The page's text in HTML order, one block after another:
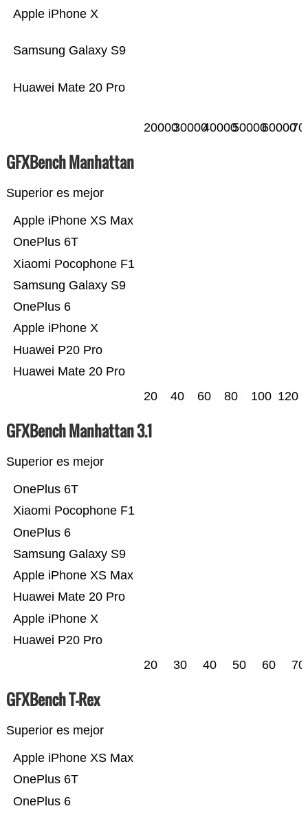
Huawei Mate 20 Pro
Samsung Galaxy S9
Apple iPhone X
2000030000400005000060000
GFXBench Manhattan
Superior es mejor
Huawei Mate 20 Pro
Huawei P20 Pro
Apple iPhone X
OnePlus 6
Samsung Galaxy S9
Xiaomi Pocophone F1
OnePlus 6T
Apple iPhone XS Max
20 40 60 80 100 120
GFXBench Manhattan 3.1
Superior es mejor
Huawei P20 Pro
Apple iPhone X
Huawei Mate 20 Pro
Apple iPhone XS Max
Samsung Galaxy S9
OnePlus 6
Xiaomi Pocophone F1
OnePlus 6T
20 30 40 50 60 70
GFXBench T-Rex
Superior es mejor
OnePlus 6
OnePlus 6T
Apple iPhone XS Max